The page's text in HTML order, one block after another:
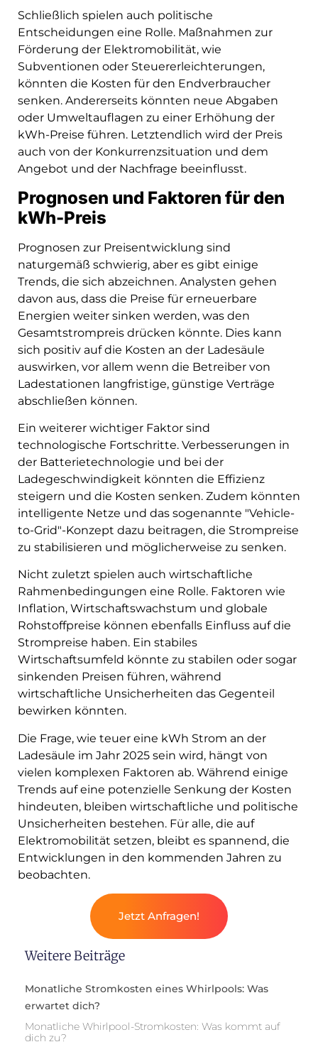
Schließlich spielen auch politische
Entscheidungen eine Rolle. Maßnahmen zur
Förderung der Elektromobilität, wie
Subventionen oder Steuererleichterungen,
könnten die Kosten für den Endverbraucher
senken. Andererseits könnten neue Abgaben
oder Umweltauflagen zu einer Erhöhung der
kWh-Preise führen. Letztendlich wird der Preis
auch von der Konkurrenzsituation und dem
Angebot und der Nachfrage beeinflusst.
Prognosen und Faktoren für den
kWh-Preis
Prognosen zur Preisentwicklung sind
naturgemäß schwierig, aber es gibt einige
Trends, die sich abzeichnen. Analysten gehen
davon aus, dass die Preise für erneuerbare
Energien weiter sinken werden, was den
Gesamtstrompreis drücken könnte. Dies kann
sich positiv auf die Kosten an der Ladesäule
auswirken, vor allem wenn die Betreiber von
Ladestationen langfristige, günstige Verträge
abschließen können.
Ein weiterer wichtiger Faktor sind
technologische Fortschritte. Verbesserungen in
der Batterietechnologie und bei der
Ladegeschwindigkeit könnten die Effizienz
steigern und die Kosten senken. Zudem könnten
intelligente Netze und das sogenannte "Vehicle-
to-Grid"-Konzept dazu beitragen, die Strompreise
zu stabilisieren und möglicherweise zu senken.
Nicht zuletzt spielen auch wirtschaftliche
Rahmenbedingungen eine Rolle. Faktoren wie
Inflation, Wirtschaftswachstum und globale
Rohstoffpreise können ebenfalls Einfluss auf die
Strompreise haben. Ein stabiles
Wirtschaftsumfeld könnte zu stabilen oder sogar
sinkenden Preisen führen, während
wirtschaftliche Unsicherheiten das Gegenteil
bewirken könnten.
Die Frage, wie teuer eine kWh Strom an der
Ladesäule im Jahr 2025 sein wird, hängt von
vielen komplexen Faktoren ab. Während einige
Trends auf eine potenzielle Senkung der Kosten
hindeuten, bleiben wirtschaftliche und politische
Unsicherheiten bestehen. Für alle, die auf
Elektromobilität setzen, bleibt es spannend, die
Entwicklungen in den kommenden Jahren zu
beobachten.
Jetzt Anfragen!
Weitere Beiträge
Monatliche Stromkosten eines Whirlpools: Was
erwartet dich?
Monatliche Whirlpool-Stromkosten: Was kommt auf
dich zu?